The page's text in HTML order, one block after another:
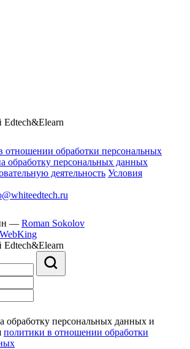
отношении обработки персональных
обработку персональных данных
деятельность Условия
— Roman Sokolov
WebKing
обработку персональных данных и
политики в отношении обработки